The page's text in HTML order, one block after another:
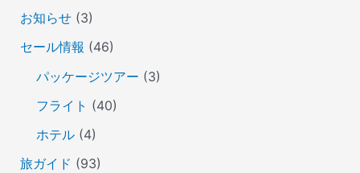
お知らせ(3)
セール情報 (46)
パッケージツアー (3)
フライト (40)
ホテル(4)
旅ガイド (93)